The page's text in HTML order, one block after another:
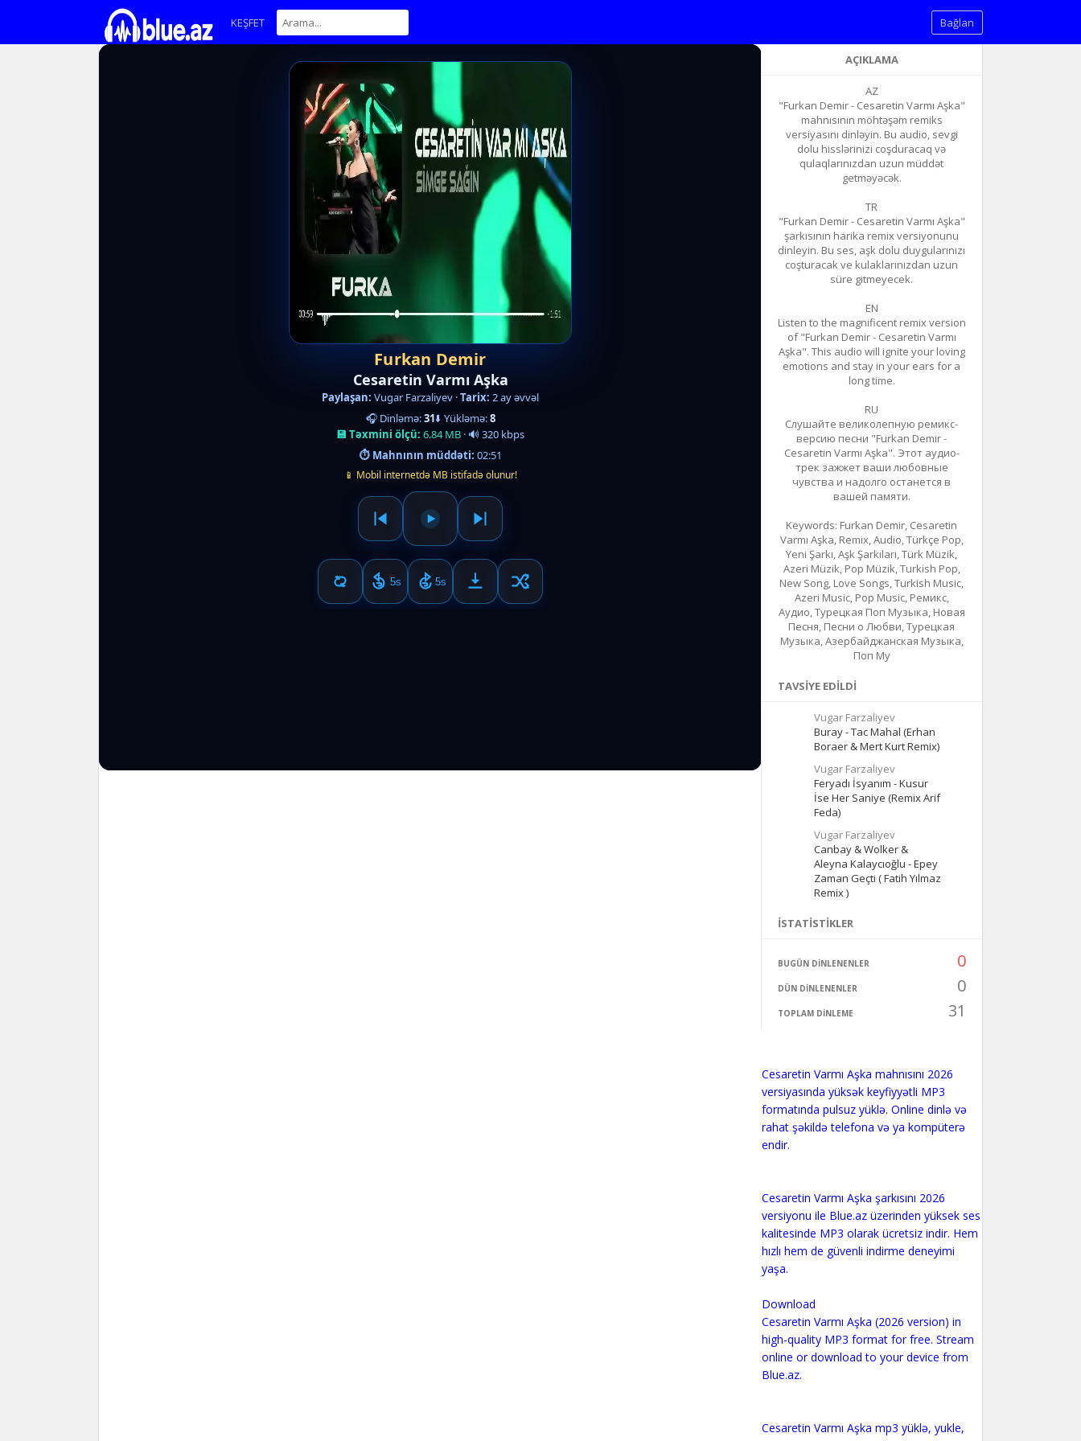
KEŞFET Bağlan
AÇIKLAMA
AZ
"Furkan Demir - Cesaretin Varmı Aşka"
mahnısının möhtəşəm remiks
versiyasını dinləyin. Bu audio, sevgi
dolu hisslərinizi coşduracaq və
qulaqlarınızdan uzun müddət
getməyəcək.
TR
"Furkan Demir - Cesaretin Varmı Aşka"
şarkısının harika remix versiyonunu
dinleyin. Bu ses, aşk dolu duygularınızı
coşturacak ve kulaklarınızdan uzun
süre gitmeyecek.
EN
Listen to the magnificent remix version
of "Furkan Demir - Cesaretin Varmı
Aşka". This audio will ignite your loving
emotions and stay in your ears for a
long time.
RU
Слушайте великолепную ремикс-
версию песни "Furkan Demir -
Cesaretin Varmı Aşka". Этот аудио-
трек зажжет ваши любовные
чувства и надолго останется в
вашей памяти.
Keywords: Furkan Demir, Cesaretin
Varmı Aşka, Remix, Audio, Türkçe Pop,
Yeni Şarkı, Aşk Şarkıları, Türk Müzik,
Azeri Müzik, Pop Müzik, Turkish Pop,
New Song, Love Songs, Turkish Music,
Azeri Music, Pop Music, Ремикс,
Аудио, Турецкая Поп Музыка, Новая
Песня, Песни о Любви, Турецкая
Музыка, Азербайджанская Музыка,
Поп Му
TAVSIYE EDILDI
Vugar Farzaliyev
Buray - Tac Mahal (Erhan
Boraer & Mert Kurt Remix)
Vugar Farzaliyev
Feryadı İsyanım - Kusur
İse Her Saniye (Remix Arif
Feda)
Vugar Farzaliyev
Canbay & Wolker &
Aleyna Kalaycıoğlu - Epey
Zaman Geçti ( Fatih Yılmaz
Remix )
İSTATISTIKLER
BUGÜN DINLENENLER 0
DÜN DINLENENLER 0
TOPLAM DINLEME 31
Cesaretin Varmı Aşka mahnısını 2026
versiyasında yüksək keyfiyyətli MP3
formatında pulsuz yüklə. Online dinlə və
rahat şəkildə telefona və ya kompüterə
endir.
Cesaretin Varmı Aşka şarkısını 2026
versiyonu ile Blue.az üzerinden yüksek ses
kalitesinde MP3 olarak ücretsiz indir. Hem
hızlı hem de güvenli indirme deneyimi
yaşa.
Download
Cesaretin Varmı Aşka (2026 version) in
high-quality MP3 format for free. Stream
online or download to your device from
Blue.az.
Cesaretin Varmı Aşka mp3 yüklə, yukle,